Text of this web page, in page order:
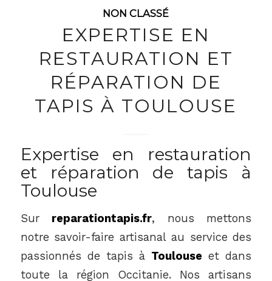
NON CLASSÉ
EXPERTISE EN
RESTAURATION ET
RÉPARATION DE
TAPIS À TOULOUSE
Expertise en restauration
et réparation de tapis à
Toulouse
Sur reparationtapis.fr, nous mettons
notre savoir-faire artisanal au service des
passionnés de tapis à Toulouse et dans
toute la région Occitanie. Nos artisans